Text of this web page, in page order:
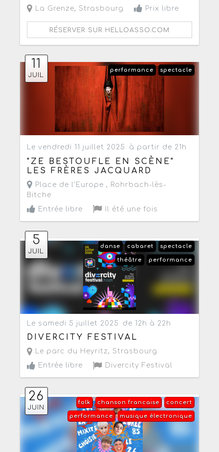
La Grenze, Strasbourg Prix libre
RÉSERVER SUR HELLOASSO.COM
11
JUIL
spectacle
performance
Le vendredi 11 juillet 2025 à partir de 21h
"ZE BESTOUFLE EN SCÈNE"
LES FRÈRES JACQUARD
Place de l'Europe , Rohrbach-lès-
Bitche
Entrée libre
Il été une fois
5
JUIL
spectacle
cabaret
danse
performance
théâtre
Le samedi 5 juillet 2025 de 12h à 22h
DIVERCITY FESTIVAL
Le parc du Heyritz, Strasbourg
Entrée libre
Divercity Festival
26
JUIN
concert
chanson francaise
folk
musique électronique
performance